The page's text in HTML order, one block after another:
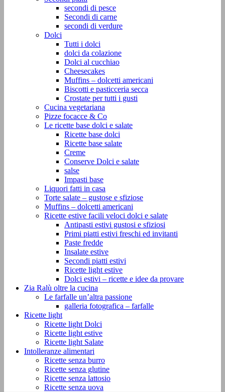
secondi di pesce
Secondi di carne
secondi di verdure
Dolci
Tutti i dolci
dolci da colazione
Dolci al cucchiao
Cheesecakes
Muffins – dolcetti americani
Biscotti e pasticceria secca
Crostate per tutti i gusti
Cucina vegetariana
Pizze focacce & Co
Le ricette base dolci e salate
Ricette base dolci
Ricette base salate
Creme
Conserve Dolci e salate
salse
Impasti base
Liquori fatti in casa
Torte salate – gustose e sfiziose
Muffins – dolcetti americani
Ricette estive facili veloci dolci e salate
Antipasti estivi gustosi e sfiziosi
Primi piatti estivi freschi ed invitanti
Paste fredde
Insalate estive
Secondi piatti estivi
Ricette light estive
Dolci estivi – ricette e idee da provare
Zia Ralù oltre la cucina
Le farfalle un’altra passione
galleria fotografica – farfalle
Ricette light
Ricette light Dolci
Ricette light estive
Ricette light Salate
Intolleranze alimentari
Ricette senza burro
Ricette senza glutine
Ricette senza lattosio
Ricette senza uova